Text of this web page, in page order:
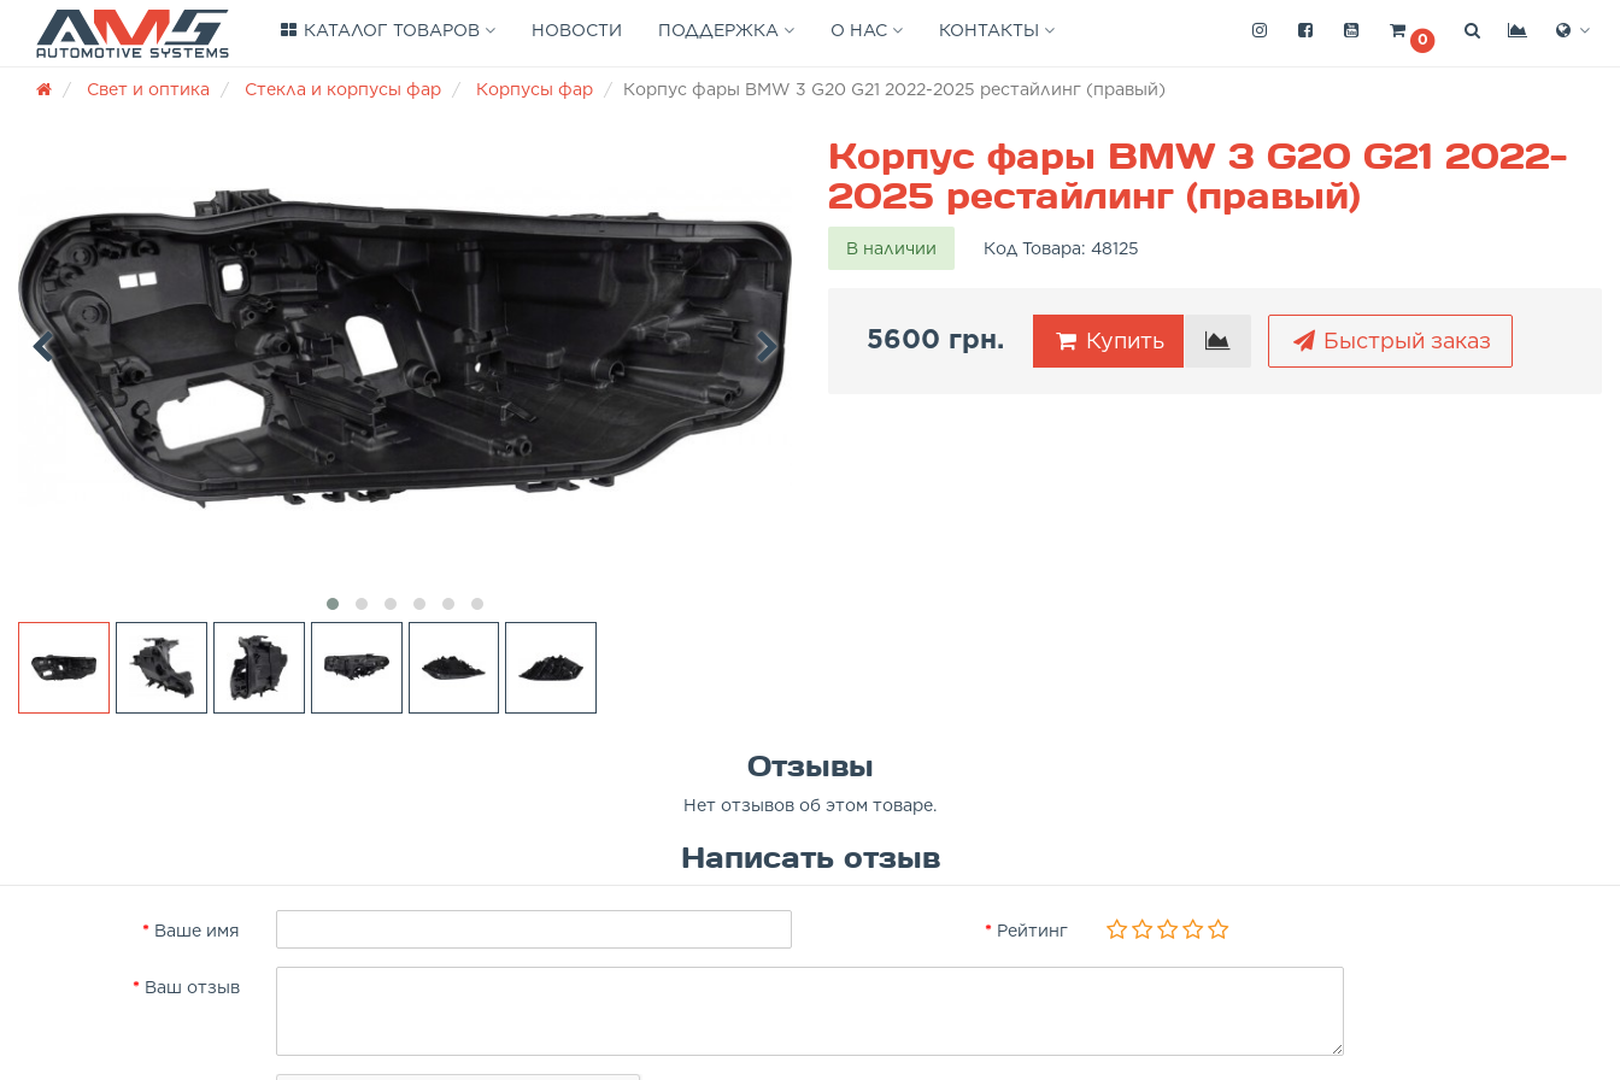
КАТАЛОГ ТОВАРОВ НОВОСТИ ПОДДЕРЖКА О НАС КОНТАКТЫ 0
Свет и оптика Стекла и корпусы фар Корпусы фар Корпус фары BMW 3 G20 G21 2022-2025 рестайлинг (правый)
Корпус фары BMW 3 G20 G21 2022-
2025 рестайлинг (правый)
В наличии Код Товара: 48125
5600 грн. Купить Быстрый заказ
Отзывы
Нет отзывов об этом товаре.
Написать отзыв
Ваше имя Рейтинг
Ваш отзыв